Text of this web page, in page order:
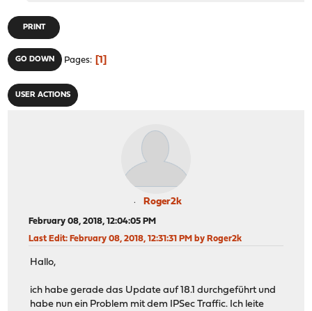
PRINT
GO DOWN Pages 1
USER ACTIONS
Roger2k
February 08, 2018, 12:04:05 PM
Last Edit: February 08, 2018, 12:31:31 PM by Roger2k
Hallo,
ich habe gerade das Update auf 18.1 durchgeführt und
habe nun ein Problem mit dem IPSec Traffic. Ich leite